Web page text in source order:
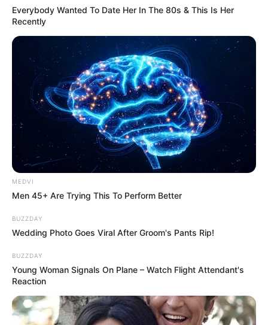
Everybody Wanted To Date Her In The 80s & This Is Her
Recently
MEDVI
Men 45+ Are Trying This To Perform Better
BUZZDAY
Wedding Photo Goes Viral After Groom's Pants Rip!
BUZZDAY
Young Woman Signals On Plane – Watch Flight Attendant's
Reaction